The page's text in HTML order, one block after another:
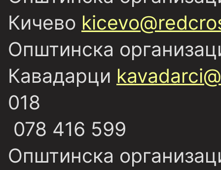
Кичево
Општинска
Кавадарци
018
078 416 599
Општинска